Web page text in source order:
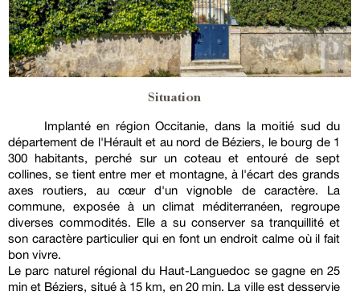
Situation
Implanté en région Occitanie, dans la moitié sud du
département de l'Hérault et au nord de Béziers, le bourg de 1
300 habitants, perché sur un coteau et entouré de sept
collines, se tient entre mer et montagne, à l'écart des grands
axes routiers, au cœur d'un vignoble de caractère. La
commune, exposée à un climat méditerranéen, regroupe
diverses commodités. Elle a su conserver sa tranquillité et
son caractère particulier qui en font un endroit calme où il fait
bon vivre.
Le parc naturel régional du Haut-Languedoc se gagne en 25
min et Béziers, situé à 15 km, en 20 min. La ville est desservie